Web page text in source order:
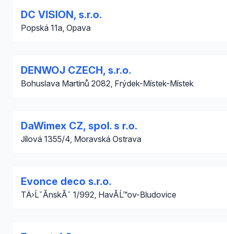
DC VISION, s.r.o.
Popská 11a, Opava
DENWOJ CZECH, s.r.o.
Bohuslava Martinů 2082, Frýdek-Místek-Místek
DaWimex CZ, spol. s r.o.
Jílová 1355/4, Moravská Ostrava
Evonce deco s.r.o.
TÄ›ĹˇĂ­nskĂˇ 1/992, HavĂ­Ĺ™ov-Bludovice